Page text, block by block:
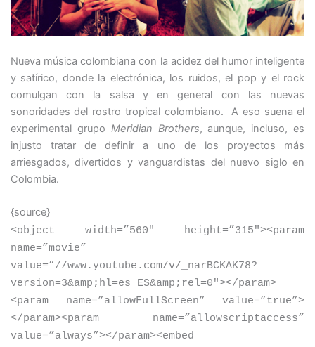
Nueva música colombiana con la acidez del humor inteligente
y satírico, donde la electrónica, los ruidos, el pop y el rock
comulgan con la salsa y en general con las nuevas
sonoridades del rostro tropical colombiano. A eso suena el
experimental grupo Meridian Brothers, aunque, incluso, es
injusto tratar de definir a uno de los proyectos más
arriesgados, divertidos y vanguardistas del nuevo siglo en
Colombia.
{source}
<object width=”560″ height=”315″><param
name=”movie”
value=”//www.youtube.com/v/_narBCKAK78?
version=3&amp;hl=es_ES&amp;rel=0″></param>
<param name=”allowFullScreen” value=”true”>
</param><param name=”allowscriptaccess”
value=”always”></param><embed